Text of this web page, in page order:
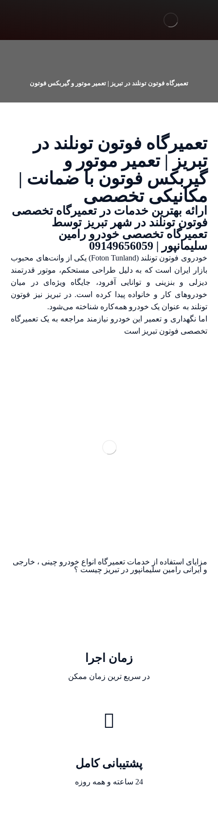
تعمیرگاه فوتون تونلند در تبریز | تعمیر موتور و گیربکس فوتون
تعمیرگاه فوتون تونلند در
تبریز | تعمیر موتور و
گیربکس فوتون با ضمانت |
مکانیکی تخصصی
ارائه بهترین خدمات در تعمیرگاه تخصصی
فوتون تونلند در شهر تبریز توسط
تعمیرگاه تخصصی خودرو رامین
سلیمانپور | 09149656059
خودروی فوتون تونلند (Foton Tunland) یکی از وانت‌های محبوب
بازار ایران است که به دلیل طراحی مستحکم، موتور قدرتمند
دیزلی و بنزینی و توانایی آفرود، جایگاه ویژه‌ای در میان
خودروهای کار و خانواده پیدا کرده است. در تبریز نیز فوتون
تونلند به عنوان یک خودرو همه‌کاره شناخته می‌شود.
اما نگهداری و تعمیر این خودرو نیازمند مراجعه به یک تعمیرگاه
تخصصی فوتون تبریز است
مزایای استفاده از خدمات تعمیرگاه انواع خودرو چینی ، خارجی
و ایرانی رامین سلیمانپور در تبریز چیست ؟
زمان اجرا
در سریع ترین زمان ممکن
پشتیبانی کامل
24 ساعته و همه روزه